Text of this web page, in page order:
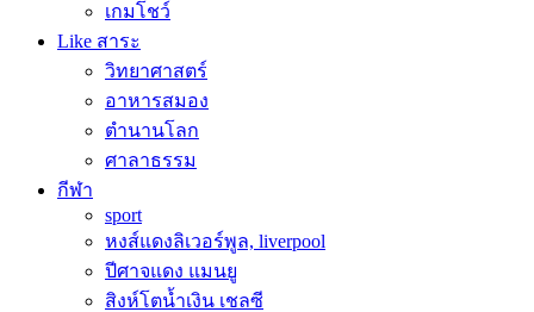
เกมโชว์
Like สาระ
วิทยาศาสตร์
อาหารสมอง
ตำนานโลก
ศาลาธรรม
กีฬา
sport
หงส์แดงลิเวอร์พูล, liverpool
ปีศาจแดง แมนยู
สิงห์โตน้ำเงิน เชลซี